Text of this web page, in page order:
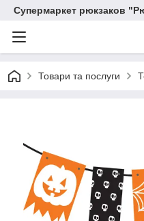
Супермаркет рюкзаков
Товари та послуги